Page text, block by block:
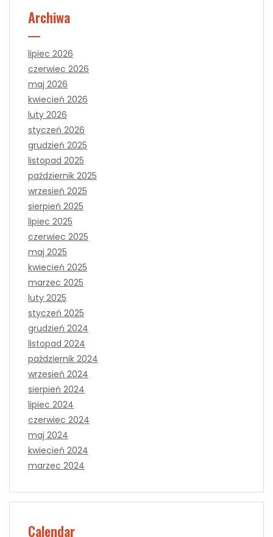
Archiwa
lipiec 2026
czerwiec 2026
maj 2026
kwiecień 2026
luty 2026
styczeń 2026
grudzień 2025
listopad 2025
październik 2025
wrzesień 2025
sierpień 2025
lipiec 2025
czerwiec 2025
maj 2025
kwiecień 2025
marzec 2025
luty 2025
styczeń 2025
grudzień 2024
listopad 2024
październik 2024
wrzesień 2024
sierpień 2024
lipiec 2024
czerwiec 2024
maj 2024
kwiecień 2024
marzec 2024
Calendar